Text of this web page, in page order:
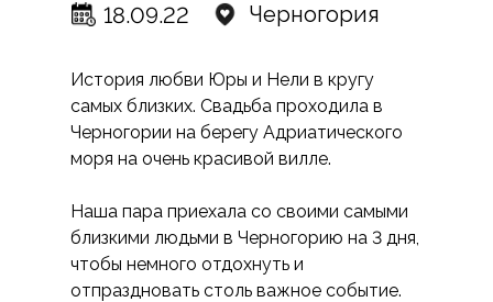
18.09.22 Черногория
История любви Юры и Нели в кругу
самых близких. Свадьба проходила в
Черногории на берегу Адриатического
моря на очень красивой вилле.
Наша пара приехала со своими самыми
близкими людьми в Черногорию на 3 дня,
чтобы немного отдохнуть и
отпраздновать столь важное событие.